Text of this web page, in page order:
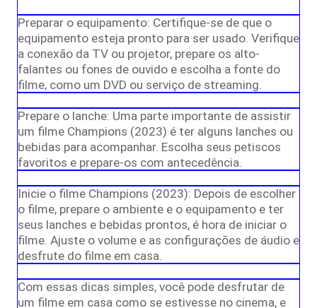
Preparar o equipamento: Certifique-se de que o
equipamento esteja pronto para ser usado. Verifique
a conexão da TV ou projetor, prepare os alto-
falantes ou fones de ouvido e escolha a fonte do
filme, como um DVD ou serviço de streaming.
Prepare o lanche: Uma parte importante de assistir
um filme Champions (2023) é ter alguns lanches ou
bebidas para acompanhar. Escolha seus petiscos
favoritos e prepare-os com antecedência.
Inicie o filme Champions (2023): Depois de escolher
o filme, prepare o ambiente e o equipamento e ter
seus lanches e bebidas prontos, é hora de iniciar o
filme. Ajuste o volume e as configurações de áudio e
desfrute do filme em casa.
Com essas dicas simples, você pode desfrutar de
um filme em casa como se estivesse no cinema, e